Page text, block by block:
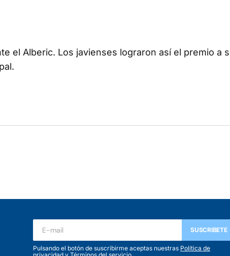
el Alberic. Los javienses lograron así el premio a
SUSCRIBETE
Pulsando el botón de suscribirme aceptas nuestras Política de